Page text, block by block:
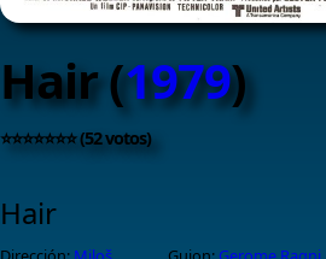
Hair (1979)
⭐⭐⭐⭐⭐⭐⭐ (52 votos)
Hair